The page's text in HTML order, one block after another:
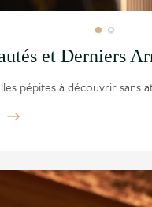
et Derniers
pépites à découvrir sans